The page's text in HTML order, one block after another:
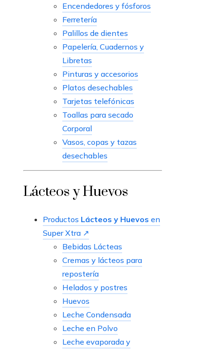
Encendedores y fósforos
Ferretería
Palillos de dientes
Papelería, Cuadernos y
Libretas
Pinturas y accesorios
Platos desechables
Tarjetas telefónicas
Toallas para secado
Corporal
Vasos, copas y tazas
desechables
Lácteos y Huevos
Productos Lácteos y Huevos en
Super Xtra ↗
Bebidas Lácteas
Cremas y lácteos para
repostería
Helados y postres
Huevos
Leche Condensada
Leche en Polvo
Leche evaporada y